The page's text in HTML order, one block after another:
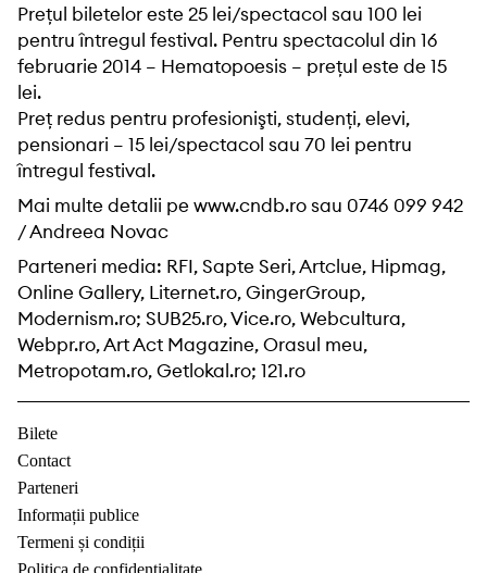
Preţul biletelor este 25 lei/spectacol sau 100 lei
pentru întregul festival. Pentru spectacolul din 16
februarie 2014 – Hematopoesis – preţul este de 15
lei.
Preţ redus pentru profesionişti, studenţi, elevi,
pensionari – 15 lei/spectacol sau 70 lei pentru
întregul festival.
Mai multe detalii pe www.cndb.ro sau 0746 099 942
/ Andreea Novac
Parteneri media: RFI, Sapte Seri, Artclue, Hipmag,
Online Gallery, Liternet.ro, GingerGroup,
Modernism.ro; SUB25.ro, Vice.ro, Webcultura,
Webpr.ro, Art Act Magazine, Orasul meu,
Metropotam.ro, Getlokal.ro; 121.ro
Bilete
Contact
Parteneri
Informații publice
Termeni și condiții
Politica de confidențialitate